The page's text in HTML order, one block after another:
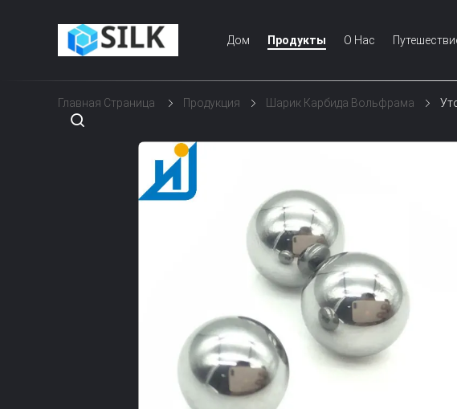
Дом Продукты О Нас
Главная Страница Продукция Шарик Карбида Вольфрама